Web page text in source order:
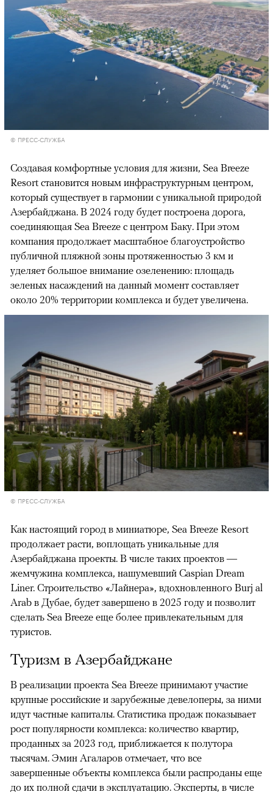
© ПРЕСС-СЛУЖБА
Создавая комфортные условия для жизни, Sea Breeze
Resort становится новым инфраструктурным центром,
который существует в гармонии с уникальной природой
Азербайджана. В 2024 году будет построена дорога,
соединяющая Sea Breeze с центром Баку. При этом
компания продолжает масштабное благоустройство
публичной пляжной зоны протяженностью 3 км и
уделяет большое внимание озеленению: площадь
зеленых насаждений на данный момент составляет
около 20% территории комплекса и будет увеличена.
© ПРЕСС-СЛУЖБА
Как настоящий город в миниатюре, Sea Breeze Resort
продолжает расти, воплощать уникальные для
Азербайджана проекты. В числе таких проектов —
жемчужина комплекса, нашумевший Caspian Dream
Liner. Строительство «Лайнера», вдохновленного Burj al
Arab в Дубае, будет завершено в 2025 году и позволит
сделать Sea Breeze еще более привлекательным для
туристов.
Туризм в Азербайджане
В реализации проекта Sea Breeze принимают участие
крупные российские и зарубежные девелоперы, за ними
идут частные капиталы. Статистика продаж показывает
рост популярности комплекса: количество квартир,
проданных за 2023 год, приближается к полутора
тысячам. Эмин Агаларов отмечает, что все
завершенные объекты комплекса были распроданы еще
до их полной сдачи в эксплуатацию. Эксперты, в числе